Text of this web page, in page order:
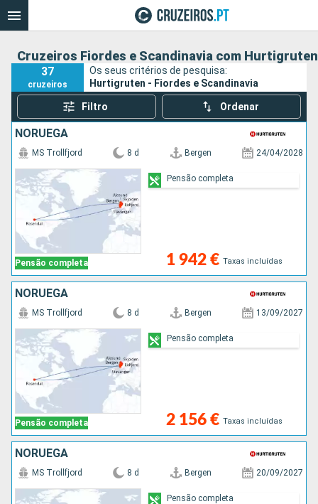
Cruzeiros Fiordes e Scandinavia com Hurtigruten
37
cruzeiros
Os seus critérios de pesquisa:
Hurtigruten - Fiordes e Scandinavia
Filtro Ordenar
NORUEGA
Pensão completa
MS Trollfjord 8 d Bergen 24/04/2028
1 942 € Taxas incluídas
Pensão completa
NORUEGA
Pensão completa
MS Trollfjord 8 d Bergen 13/09/2027
2 156 € Taxas incluídas
Pensão completa
NORUEGA
MS Trollfjord 8 d Bergen 20/09/2027
Pensão completa